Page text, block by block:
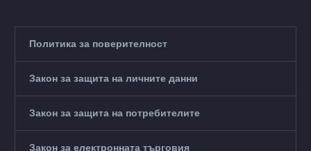
Политика за поверителност
Закон за защита на личните данни
Закон за защита на потребителите
Закон за електронната търговия